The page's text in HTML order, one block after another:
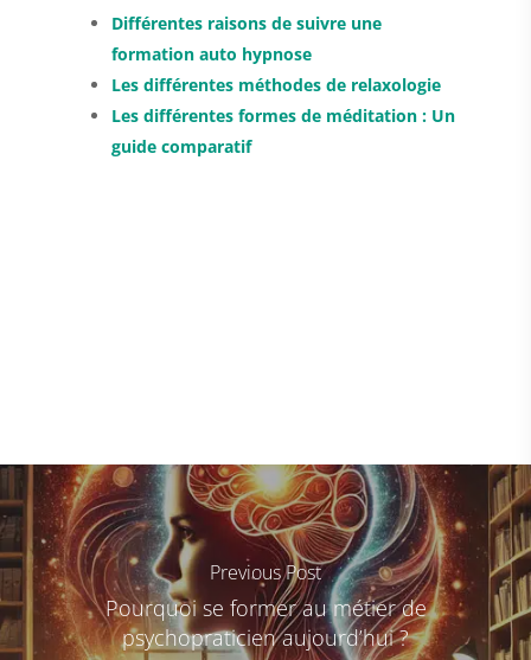
Différentes raisons de suivre une
formation auto hypnose
Les différentes méthodes de relaxologie
Les différentes formes de méditation : Un
guide comparatif
Previous Post
Pourquoi se former au métier de
psychopraticien aujourd’hui ?